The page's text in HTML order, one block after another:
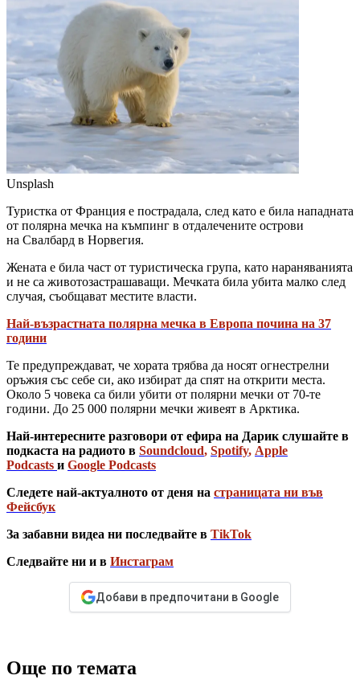
Unsplash
Туристка от Франция е пострадала, след като е била нападната
от полярна мечка на къмпинг в отдалечените острови
на Свалбард в Норвегия.
Жената е била част от туристическа група, като нараняванията
и не са животозастрашаващи. Мечката била убита малко след
случая, съобщават местите власти.
Най-възрастната полярна мечка в Европа почина на 37
години
Те предупреждават, че хората трябва да носят огнестрелни
оръжия със себе си, ако избират да спят на открити места.
Около 5 човека са били убити от полярни мечки от 70-те
години. До 25 000 полярни мечки живеят в Арктика.
Най-интересните разговори от ефира на Дарик слушайте в
подкаста на радиото в Soundcloud, Spotify, Apple
Podcasts и Google Podcasts
Следете най-актуалното от деня на страницата ни във
Фейсбук
За забавни видеа ни последвайте в TikTok
Следвайте ни и в Инстаграм
Добави в предпочитани в Google
Още по темата